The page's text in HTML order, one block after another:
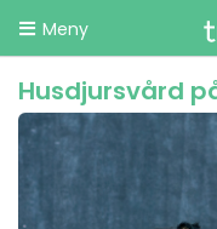
Meny
Husdjursvård